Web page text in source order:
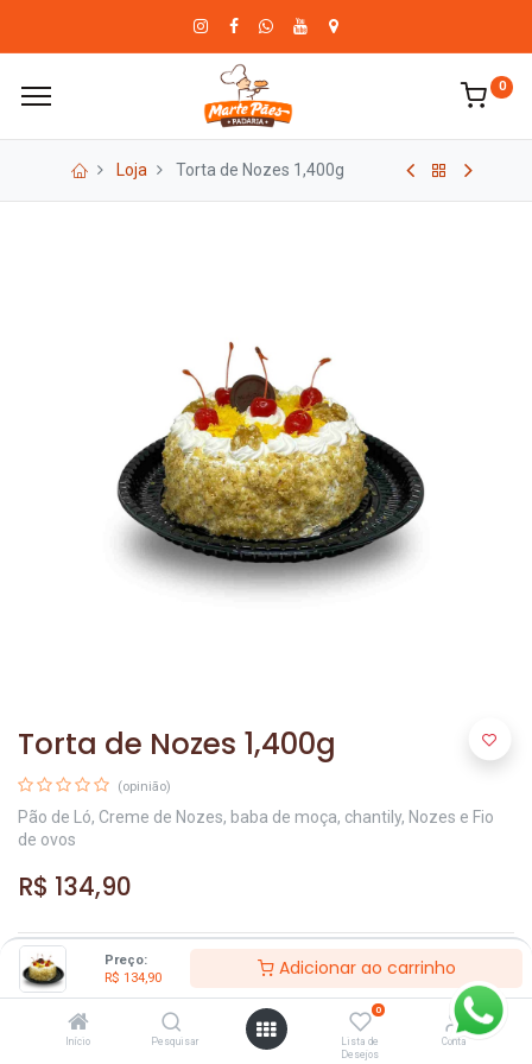
Preço:
R$ 134,90 Adicionar ao carrinho
Início Pesquisar
0
Lista de
Desejos
Conta
0
Loja Torta de Nozes 1,400g
Torta de Nozes 1,400g
(opinião)
Pão de Ló, Creme de Nozes, baba de moça, chantily, Nozes e Fio
de ovos
R$ 134,90